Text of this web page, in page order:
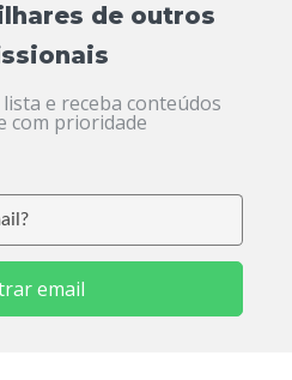
de outros
e receba conteúdos
com prioridade
email